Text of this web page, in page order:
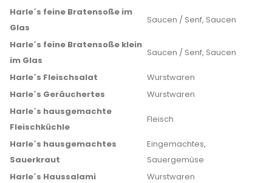
Harle´s feine Bratensoße im
Glas
Saucen / Senf, Saucen
Harle´s feine Bratensoße klein
im Glas
Saucen / Senf, Saucen
Harle´s Fleischsalat
Wurstwaren
Harle´s Geräuchertes
Wurstwaren
Harle´s hausgemachte
Fleischküchle
Fleisch
Harle´s hausgemachtes
Sauerkraut
Eingemachtes,
Sauergemüse
Harle´s Haussalami
Wurstwaren